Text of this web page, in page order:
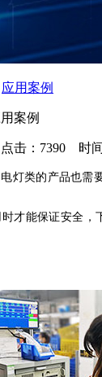
应用案例
案例
击：7390 时间
灯类的产品也需
才能保证安全，